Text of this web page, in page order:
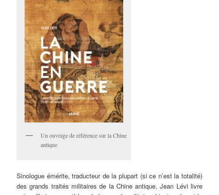
Un ouvrage de référence sur la Chine
antique
Sinologue émérite, traducteur de la plupart (si ce n’est la totalité)
des grands traités militaires de la Chine antique, Jean Lévi livre